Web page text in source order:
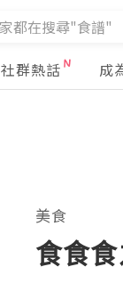
社群熱話 成
美食
食食